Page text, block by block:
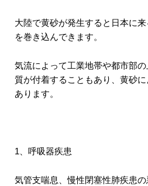
大陸で黄砂が発生すると日本に
を巻き込んできます。
気流によって工業地帯や都市部
質が付着することもあり、黄砂
あります。
1、呼吸器疾患
気管支喘息、慢性閉塞性肺疾患